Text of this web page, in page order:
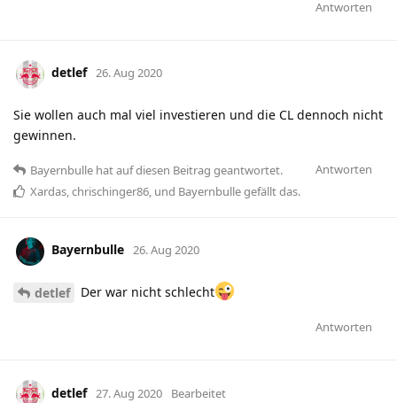
Antworten
detlef 26. Aug 2020
Sie wollen auch mal viel investieren und die CL dennoch nicht
gewinnen.
Antworten
Bayernbulle hatauf diesen Beitrag geantwortet.
Xardas chrischinger86 , und Bayernbullegefällt das.
Bayernbulle 26. Aug 2020
detlef Der war nicht schlecht
Antworten
detlef 27. Aug 2020 Bearbeitet